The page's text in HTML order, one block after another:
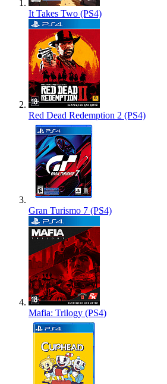
It Takes Two (PS4)
Red Dead Redemption 2 (PS4)
Gran Turismo 7 (PS4)
Mafia: Trilogy (PS4)